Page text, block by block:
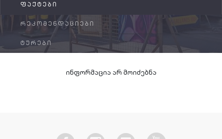
ᲤᲐᲥᲢᲔᲑᲘ
ᲠᲔᲙᲝᲛᲔᲜᲓᲐᲪᲘᲔᲑᲘ
ᲢᲣᲠᲔᲑᲘ
ინფორმაცია არ მოიძებნა